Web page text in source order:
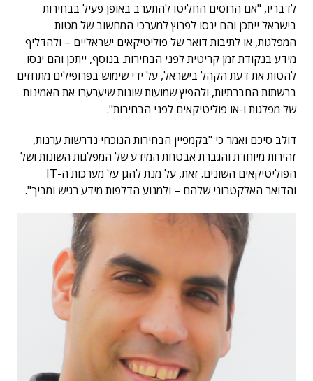
לדבריו, "אם הרוסים החליטו להתערב באופן פעיל בבחירות
בישראל ייתכן והם ינסו לפרוץ למערכי המחשוב של מטות
המפלגות, או לתיבות דואר של פוליטיקאים ישראליים – ולהדליף
מידע בנקודת זמן קריטית לפני הבחירות. בנוסף, ייתכן והם ינסו
להטות את דעת הקהל בישראל, על ידי שימוש בפרופילים מתחזים
ברשתות החברתיות, ולהפיץ שמועות שונות שיערערו את האמינות
של מפלגות ו-או פוליטיקאים לפני הבחירות".
דולב סיכם ואמר כי "בקמפיין הבחירות הנוכחי נדרשות ערנות,
זהירות מיוחדת והגברת אבטחת המידע של המפלגות השונות ושל
הפוליטיקאים השונים. זאת, על מנת להגן על מערכות ה-IT
והדואר האלקטרוני שלהם – ולמנוע הדלפות מידע רגיש ומביך".